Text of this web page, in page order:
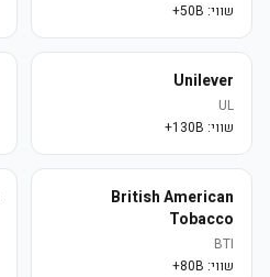
שווי: 50B+
Unilever
UL
שווי: 130B+
British American
Tobacco
BTI
שווי: 80B+